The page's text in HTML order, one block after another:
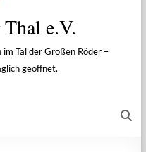
e.V.
Tal der Großen Röder –
geöffnet.